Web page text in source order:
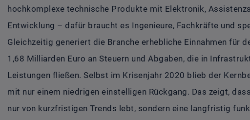
hochkomplexe technische Produkte mit Elektronik,
Entwicklung – dafür braucht es Ingenieure, Fachkräfte und
Gleichzeitig generiert die Branche erhebliche Einnahmen für
1,68 Milliarden Euro an Steuern und Abgaben, die in
Leistungen fließen. Selbst im Krisenjahr 2020 blieb der
mit nur einem niedrigen einstelligen Rückgang. Das zeigt,
nur von kurzfristigen Trends lebt, sondern eine langfristig